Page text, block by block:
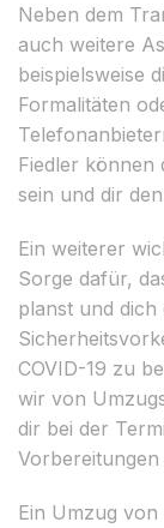
Neben dem
auch weitere
beispielsweise
Formalitäten
Fiedler können
sein und dir
Ein weiterer
Sorge dafür,
planst und
COVID-19 zu
wir von
dir bei der
Ein Umzug